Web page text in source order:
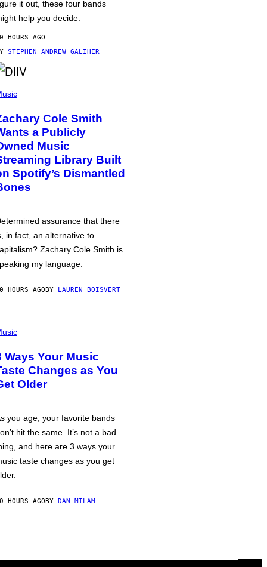
it out, these four bands
help you decide.
HOURS AGO
STEPHEN ANDREW GALIHER
Cole Smith
a Publicly
Music
Library Built
Spotify’s Dismantled
assurance that there
in fact, an alternative to
Zachary Cole Smith is
my language.
HOURS AGOBY LAUREN BOISVERT
Ways Your Music
Changes as You
Older
you age, your favorite bands
hit the same. It’s not a bad
and here are 3 ways your
taste changes as you get
HOURS AGOBY DAN MILAM